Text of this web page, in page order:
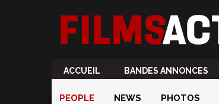
ACCUEIL BANDES ANNONCES
PEOPLE NEWS PHOTOS